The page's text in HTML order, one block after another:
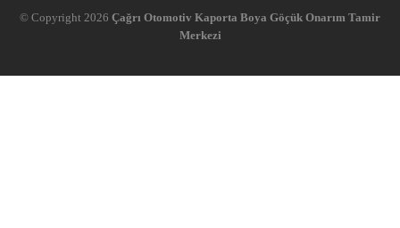
© Copyright 2026 Çağrı Otomotiv Kaporta Boya Göçük Onarım Tamir
Merkezi